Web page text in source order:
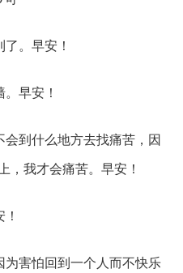
。早安！
早安！
到什么地方去找痛苦，因
，我才会痛苦。早安！
害怕回到一个人而不快乐